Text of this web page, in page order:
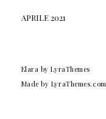
APRILE 2021
Elara by LyraThemes
Made by LyraThemes.com